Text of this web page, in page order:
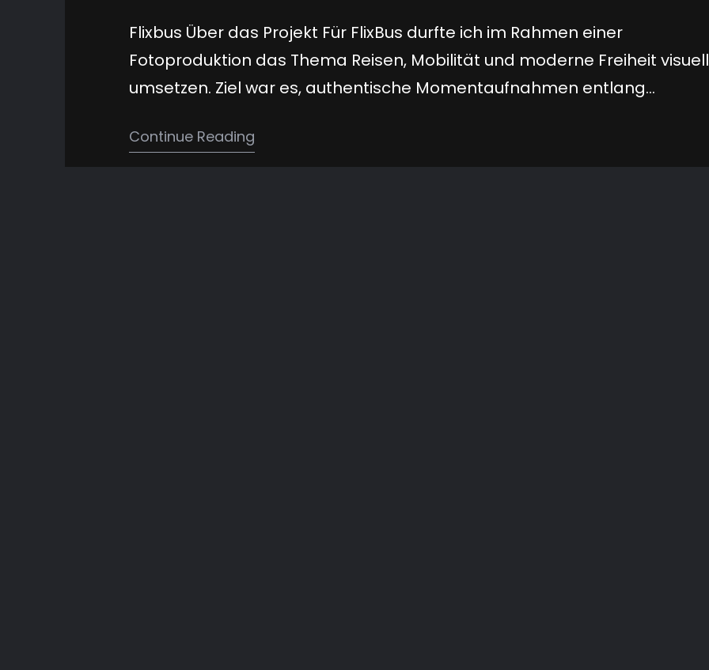
Flixbus Über das Projekt Für FlixBus durfte ich im Rahmen einer
Fotoproduktion das Thema Reisen, Mobilität und moderne Freiheit visuell
umsetzen. Ziel war es, authentische Momentaufnahmen entlang
Menschen und dem Gefühl von Aufbruch. Entstanden sind dynamische,
Continue Reading